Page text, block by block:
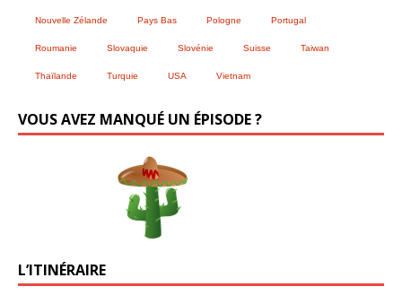
Nouvelle Zélande Pays Bas Pologne Portugal
Roumanie Slovaquie Slovénie Suisse Taiwan
Thaïlande Turquie USA Vietnam
VOUS AVEZ MANQUÉ UN ÉPISODE ?
L’ITINÉRAIRE